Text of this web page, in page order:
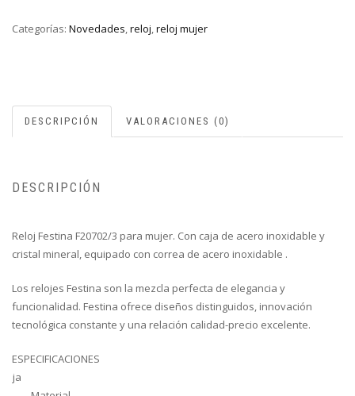
Categorías: Novedades,reloj,reloj mujer
DESCRIPCIÓN VALORACIONES (0)
DESCRIPCIÓN
Reloj Festina F20702/3 para mujer. Con caja de acero inoxidable y
cristal mineral, equipado con correa de acero inoxidable .
Los relojes Festina son la mezcla perfecta de elegancia y
funcionalidad. Festina ofrece diseños distinguidos, innovación
tecnológica constante y una relación calidad-precio excelente.
ESPECIFICACIONES
Caja